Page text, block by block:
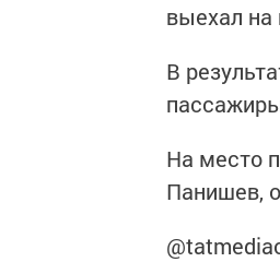
выехал на
В
На место
Панишев,